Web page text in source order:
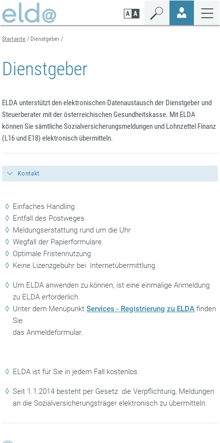
Seiteninhalt
springen
Navigation
springen
Mobilen
Navigation
springen
Startseite Dienstgeber
Dienstgeber
ELDA unterstützt den elektronischen Datenaustausch der Dienstgeber und
Steuerberater mit der österreichischen Gesundheitskasse. Mit ELDA
können Sie sämtliche Sozialversicherungsmeldungen und Lohnzettel Finanz
(L16 und E18) elektronisch übermitteln.
Kontakt
Einfaches Handling
Entfall des Postweges
Meldungserstattung rund um die Uhr
Wegfall der Papierformulare
Optimale Fristennutzung
Keine Lizenzgebühr bei Internetübermittlung
Um ELDA anwenden zu können, ist eine einmalige Anmeldung
zu ELDA erforderlich.
Unter dem MenüpunktServices - Registrierung zu ELDA finden
Sie
das Anmeldeformular.
ELDA ist für Sie in jedem Fall kostenlos.
Seit 1.1.2014 besteht per Gesetz die Verpflichtung, Meldungen
an die Sozialversicherungsträger elektronisch zu übermitteln.